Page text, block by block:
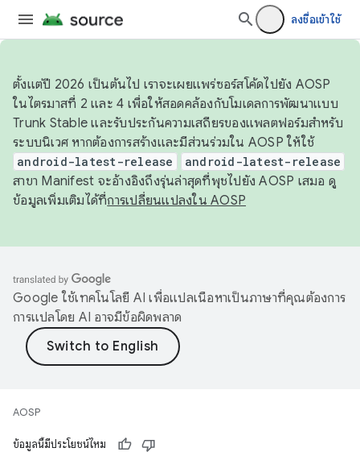
ลงชื่อเข้าใช้
ตั้งแต่ปี 2026 เป็นต้นไป เราจะเผยแพร่ซอร์สโค้ดไปยัง AOSP
ในไตรมาสที่ 2 และ 4 เพื่อให้สอดคล้องกับโมเดลการพัฒนาแบบ
Trunk Stable และรับประกันความเสถียรของแพลตฟอร์มสำหรับ
ระบบนิเวศ หากต้องการสร้างและมีส่วนร่วมใน AOSP ให้ใช้
android-latest-release android-latest-release
สาขา Manifest จะอ้างอิงถึงรุ่นล่าสุดที่พุชไปยัง AOSP เสมอ ดู
ข้อมูลเพิ่มเติมได้ที่การเปลี่ยนแปลงใน AOSP
Google ใช้เทคโนโลยี AI เพื่อแปลเนื้อหาเป็นภาษาที่คุณต้องการ
การแปลโดย AI อาจมีข้อผิดพลาด
AOSP
ข้อมูลนี้มีประโยชน์ไหม